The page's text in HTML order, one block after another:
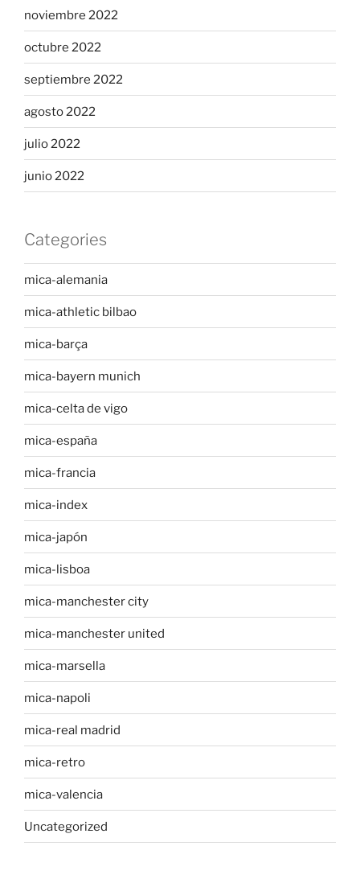
noviembre 2022
octubre 2022
septiembre 2022
agosto 2022
julio 2022
junio 2022
Categories
mica-alemania
mica-athletic bilbao
mica-barça
mica-bayern munich
mica-celta de vigo
mica-españa
mica-francia
mica-index
mica-japón
mica-lisboa
mica-manchester city
mica-manchester united
mica-marsella
mica-napoli
mica-real madrid
mica-retro
mica-valencia
Uncategorized